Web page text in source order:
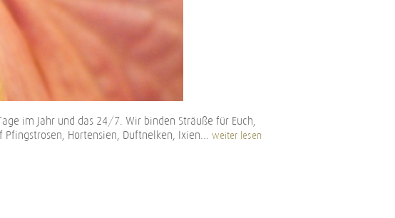
im Jahr und das 24/7. Wir binden Sträuße für Euch,
Hortensien, Duftnelken, Ixien... weiter lesen